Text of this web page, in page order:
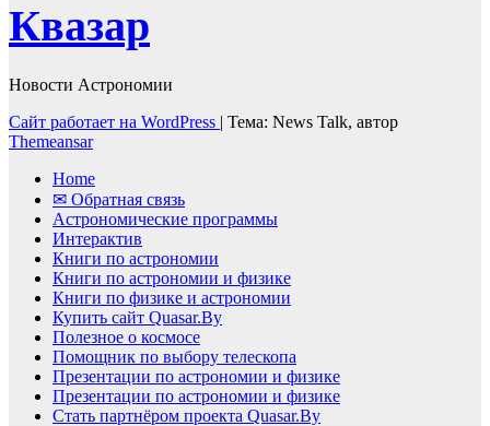
Квазар
Новости Астрономии
Сайт работает на WordPress | Тема: News Talk, автор
Themeansar
Home
✉ Обратная связь
Астрономические программы
Интерактив
Книги по астрономии
Книги по астрономии и физике
Книги по физике и астрономии
Купить сайт Quasar.By
Полезное о космосе
Помощник по выбору телескопа
Презентации по астрономии и физике
Презентации по астрономии и физике
Стать партнёром проекта Quasar.By